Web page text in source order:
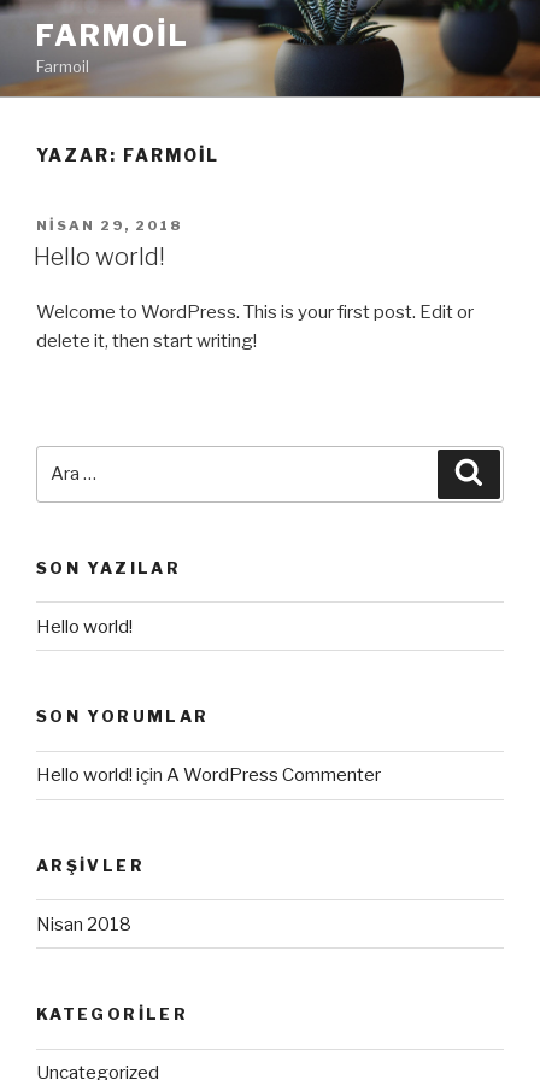
İçeriğe
FARMOIL
Farmoil
YAZAR: FARMOIL
YAYIM
TARIHI
NISAN 29, 2018
Hello world!
Welcome to WordPress. This is your first post. Edit or
delete it, then start writing!
SON YAZILAR
Hello world!
SON YORUMLAR
Hello world! için A WordPress Commenter
ARŞIVLER
Nisan 2018
KATEGORILER
Uncategorized